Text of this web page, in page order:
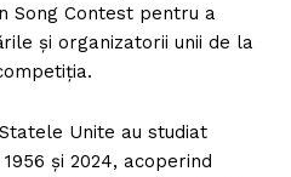
Song Contest pentru a
și organizatorii unii de la
Unite au studiat
și 2024, acoperind